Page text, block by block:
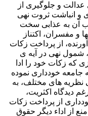
عدالت و جلوگیری از
و انباشت ثروت نهی
آن به عذابی سخت
و مفسران، اکتناز
از پرداخت زکات
شمول نهی در آیه ی
که زکات خود را ادا
جامعه خودداری نموده
نظریه های مختلف، به
دیدگاه اکثریت،
از پرداخت زکات
از اداء دیگر حقوق